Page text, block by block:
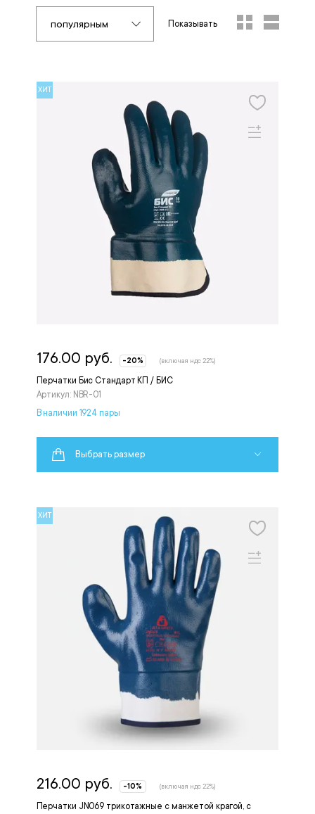
популярным Показывать
ХИТ
Перчатки Бис Стандарт КП / БИС
Артикул: NBR-01
176.00 руб. -20% (включая ндс 22%)
В наличии 1924 пары
Выбрать размер
ХИТ
Перчатки JN069 трикотажные с манжетой крагой, с
216.00 руб. -10% (включая ндс 22%)